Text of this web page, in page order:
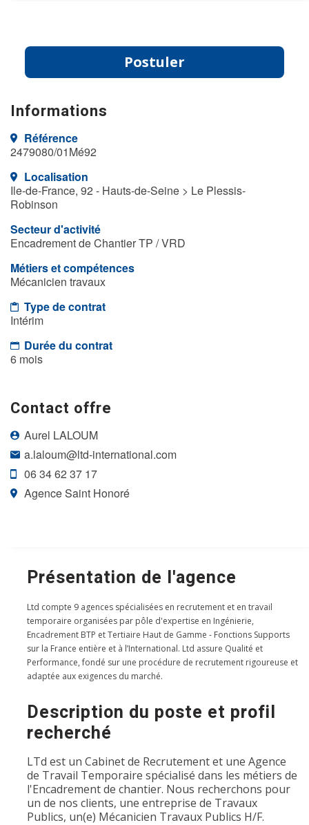
Postuler
Informations
Référence
2479080/01Mé92
Localisation
Ile-de-France, 92 - Hauts-de-Seine > Le Plessis-
Robinson
Secteur d'activité
Encadrement de Chantier TP / VRD
Métiers et compétences
Mécanicien travaux
Type de contrat
Intérim
Durée du contrat
6 mois
Contact offre
Aurel LALOUM
a.laloum@ltd-international.com
06 34 62 37 17
Agence Saint Honoré
Présentation de l'agence
Ltd compte 9 agences spécialisées en recrutement et en travail
temporaire organisées par pôle d'expertise en Ingénierie,
Encadrement BTP et Tertiaire Haut de Gamme - Fonctions Supports
sur la France entière et à l’International. Ltd assure Qualité et
Performance, fondé sur une procédure de recrutement rigoureuse et
adaptée aux exigences du marché.
Description du poste et profil
recherché
LTd est un Cabinet de Recrutement et une Agence
de Travail Temporaire spécialisé dans les métiers de
l'Encadrement de chantier. Nous recherchons pour
un de nos clients, une entreprise de Travaux
Publics, un(e) Mécanicien Travaux Publics H/F.